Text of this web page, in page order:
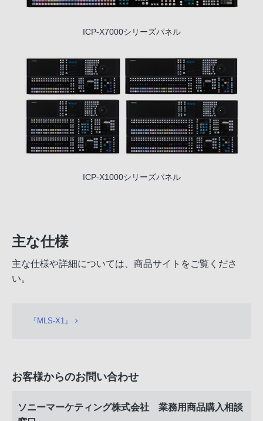
ICP-X7000シリーズパネル
ICP-X1000シリーズパネル
主な仕様
主な仕様や詳細については、商品サイトをご覧くださ
い。
『MLS-X1』
お客様からのお問い合わせ
ソニーマーケティング株式会社 業務用商品購入相談